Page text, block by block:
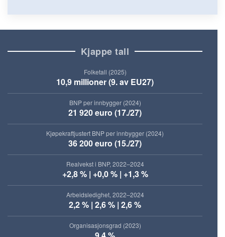
Kjappe tall
Folketall (2025)
10,9 millioner (9. av EU27)
BNP per innbygger (2024)
21 920 euro (17./27)
Kjøpekraftjustert BNP per innbygger (2024)
36 200 euro (15./27)
Realvekst i BNP, 2022–2024
+2,8 % | +0,0 % | +1,3 %
Arbeidsledighet, 2022–2024
2,2 % | 2,6 % | 2,6 %
Organisasjonsgrad (2023)